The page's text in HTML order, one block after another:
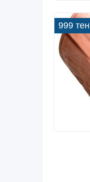
999